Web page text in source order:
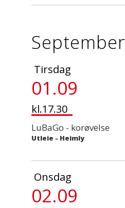
September
Tirsdag
01.09
kl.17.30
LuBaGo - korøvelse
Utleie - Heimly
Onsdag
02.09